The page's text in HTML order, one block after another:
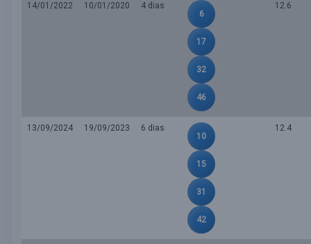
14/01/2022 10/01/2020
4 dias
6
17
32
46
12.6
13/09/2024 19/09/2023
6 dias
10
15
31
42
12.4